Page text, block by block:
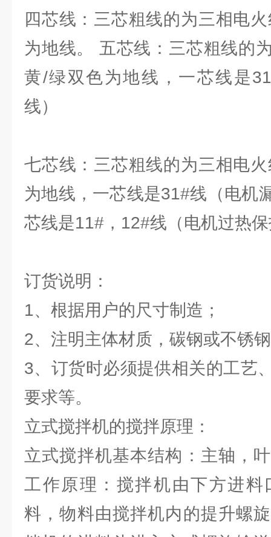
四芯线：三芯粗线的为三相电
为地线。 五芯线：三芯粗线的
黄/绿双色为地线，一芯线是
线）
七芯线：三芯粗线的为三相电
为地线，一芯线是31#线（电机
芯线是11#，12#线（电机过热
订货说明：
1、根据用户的尺寸制造；
2、注明主体材质，碳钢或不锈
3、订货时必须提供相关的工艺
要求等。
立式搅拌机的搅拌原理：
立式搅拌机基本结构：主轴，
工作原理：搅拌机由下方进料
料，物料由搅拌机内的提升螺